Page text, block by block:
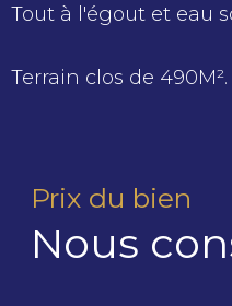
Tout à l'égout et eau
Terrain clos de 490M².
Prix du bien
Nous